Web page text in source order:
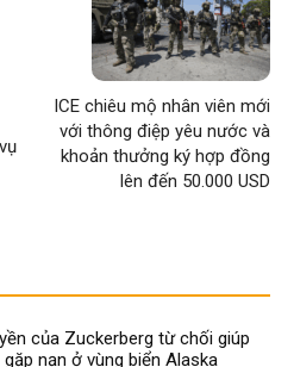
ICE chiêu mộ nhân viên mới
với thông điệp yêu nước và
khoản thưởng ký hợp đồng
lên đến 50.000 USD
của Zuckerberg từ chối giúp
nạn ở vùng biển Alaska